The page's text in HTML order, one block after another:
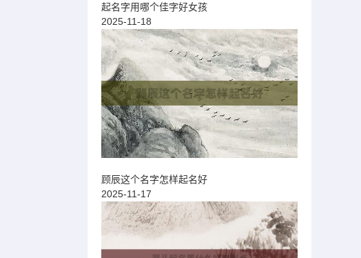
起名字用哪个佳字好女孩
2025-11-18
顾辰这个名字怎样起名好
2025-11-17